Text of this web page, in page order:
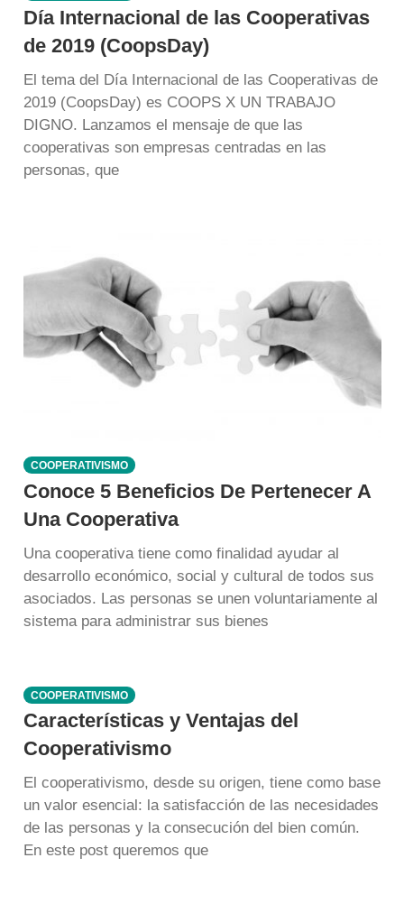
Día Internacional de las Cooperativas
de 2019 (CoopsDay)
El tema del Día Internacional de las Cooperativas de
2019 (CoopsDay) es COOPS X UN TRABAJO
DIGNO. Lanzamos el mensaje de que las
cooperativas son empresas centradas en las
personas, que
COOPERATIVISMO
Conoce 5 Beneficios De Pertenecer A
Una Cooperativa
Una cooperativa tiene como finalidad ayudar al
desarrollo económico, social y cultural de todos sus
asociados. Las personas se unen voluntariamente al
sistema para administrar sus bienes
COOPERATIVISMO
Características y Ventajas del
Cooperativismo
El cooperativismo, desde su origen, tiene como base
un valor esencial: la satisfacción de las necesidades
de las personas y la consecución del bien común.
En este post queremos que